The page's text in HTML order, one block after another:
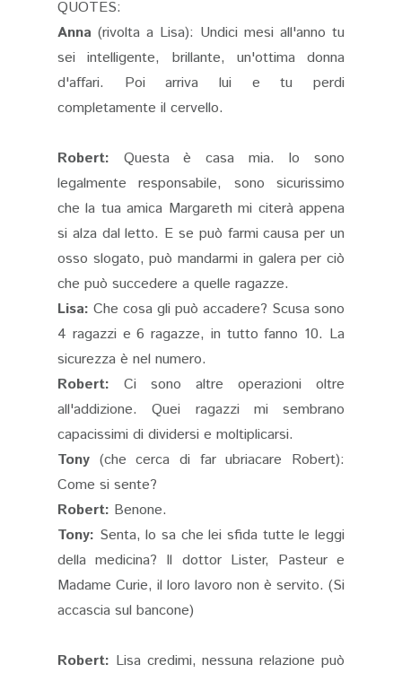
QUOTES:
Anna (rivolta a Lisa): Undici mesi all'anno tu
sei intelligente, brillante, un'ottima donna
d'affari. Poi arriva lui e tu perdi
completamente il cervello.
Robert: Questa è casa mia. Io sono
legalmente responsabile, sono sicurissimo
che la tua amica Margareth mi citerà appena
si alza dal letto. E se può farmi causa per un
osso slogato, può mandarmi in galera per ciò
che può succedere a quelle ragazze.
Lisa: Che cosa gli può accadere? Scusa sono
4 ragazzi e 6 ragazze, in tutto fanno 10. La
sicurezza è nel numero.
Robert: Ci sono altre operazioni oltre
all'addizione. Quei ragazzi mi sembrano
capacissimi di dividersi e moltiplicarsi.
Tony (che cerca di far ubriacare Robert):
Come si sente?
Robert: Benone.
Tony: Senta, lo sa che lei sfida tutte le leggi
della medicina? Il dottor Lister, Pasteur e
Madame Curie, il loro lavoro non è servito. (Si
accascia sul bancone)
Robert: Lisa credimi, nessuna relazione può